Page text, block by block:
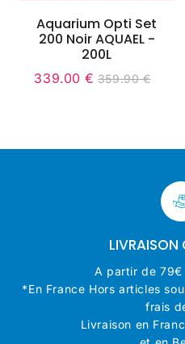
Aquarium Opti Set
200 Noir AQUAEL -
200L
Prix
339.00 € 339.00
Prix
359.90 €359.90
LIVRAISON
A partir de 79€
*En France Hors articles
frais
Livraison en